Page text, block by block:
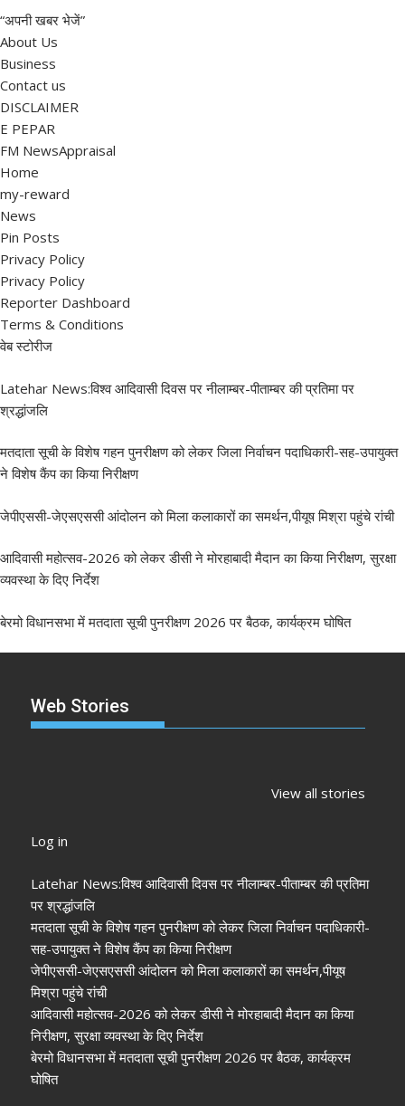
“अपनी खबर भेजें”
About Us
Business
Contact us
DISCLAIMER
E PEPAR
FM NewsAppraisal
Home
my-reward
News
Pin Posts
Privacy Policy
Privacy Policy
Reporter Dashboard
Terms & Conditions
वेब स्टोरीज
Latehar News:विश्व आदिवासी दिवस पर नीलाम्बर-पीताम्बर की प्रतिमा पर
श्रद्धांजलि
मतदाता सूची के विशेष गहन पुनरीक्षण को लेकर जिला निर्वाचन पदाधिकारी-सह-उपायुक्त
ने विशेष कैंप का किया निरीक्षण
जेपीएससी-जेएसएससी आंदोलन को मिला कलाकारों का समर्थन,पीयूष मिश्रा पहुंचे रांची
आदिवासी महोत्सव-2026 को लेकर डीसी ने मोरहाबादी मैदान का किया निरीक्षण, सुरक्षा
व्यवस्था के दिए निर्देश
बेरमो विधानसभा में मतदाता सूची पुनरीक्षण 2026 पर बैठक, कार्यक्रम घोषित
Web Stories
View all stories
तस्वीर साफ
‘संविधान बचाओ रैली’:
पलक तिवारी
Log in
Latehar News:विश्व आदिवासी दिवस पर नीलाम्बर-पीताम्बर की प्रतिमा
पर श्रद्धांजलि
मतदाता सूची के विशेष गहन पुनरीक्षण को लेकर जिला निर्वाचन पदाधिकारी-
सह-उपायुक्त ने विशेष कैंप का किया निरीक्षण
जेपीएससी-जेएसएससी आंदोलन को मिला कलाकारों का समर्थन,पीयूष
मिश्रा पहुंचे रांची
आदिवासी महोत्सव-2026 को लेकर डीसी ने मोरहाबादी मैदान का किया
निरीक्षण, सुरक्षा व्यवस्था के दिए निर्देश
बेरमो विधानसभा में मतदाता सूची पुनरीक्षण 2026 पर बैठक, कार्यक्रम
घोषित